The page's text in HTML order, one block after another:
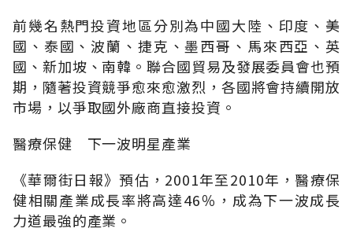
前幾名熱門投資地區分別為中國大陸、印度、美
國、泰國、波蘭、捷克、墨西哥、馬來西亞、英
國、新加坡、南韓。聯合國貿易及發展委員會也預
期，隨著投資競爭愈來愈激烈，各國將會持續開放
市場，以爭取國外廠商直接投資。
醫療保健 下一波明星產業
《華爾街日報》預估，2001年至2010年，醫療保
健相關產業成長率將高達46％，成為下一波成長
力道最強的產業。